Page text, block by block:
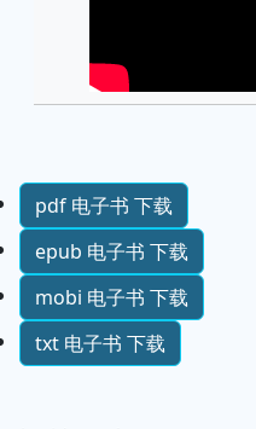
pdf 电子书 下载
epub 电子书 下载
mobi 电子书 下载
txt 电子书 下载